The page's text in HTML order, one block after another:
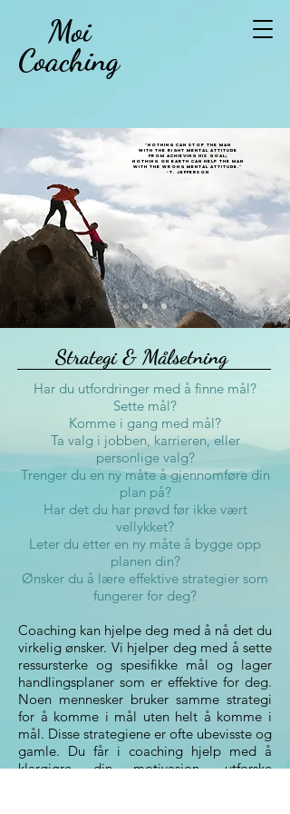
Moi
Coaching
"nothing can stop the man
with the right mental attitude
from achieving his goal;
nothing on earth can help the man
with the wrong mental attitude."
-t. Jefferson
Strategi & Målsetning
Har du utfordringer med å finne mål?
Sette mål?
Komme i gang med mål?
Ta valg i jobben, karrieren, eller
personlige valg?
Trenger du en ny måte å gjennomføre din
plan på?
Har det du har prøvd før ikke vært
vellykket?
Leter du etter en ny måte å bygge opp
planen din?
Ønsker du å lære effektive strategier som
fungerer for deg?
Coaching kan hjelpe deg med å nå det du
virkelig ønsker. Vi hjelper deg med å sette
ressursterke og spesifikke mål og lager
handlingsplaner som er effektive for deg.
Noen mennesker bruker samme strategi
for å komme i mål uten helt å komme i
mål. Disse strategiene er ofte ubevisste og
gamle. Du får i coaching hjelp med å
klargjøre din motivasjon, utforske